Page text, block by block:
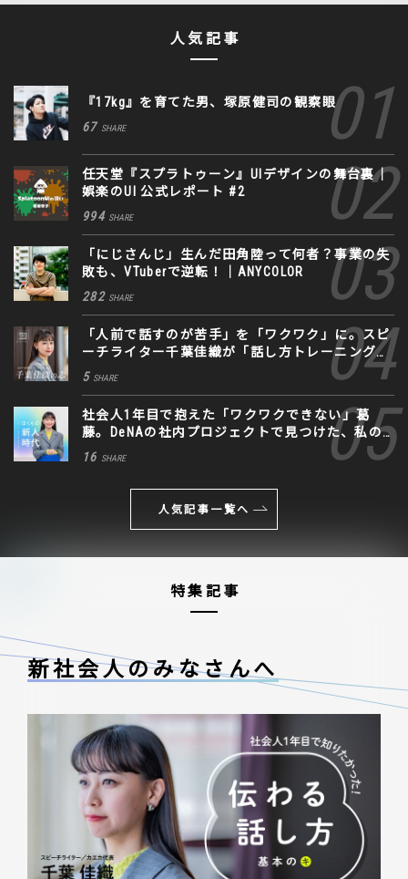
人気記事
『17kg』を育てた男、塚原健司の観察眼
67 SHARE
任天堂『スプラトゥーン』UIデザインの舞台裏｜
娯楽のUI 公式レポート #2
994 SHARE
「にじさんじ」生んだ田角陸って何者？事業の失
敗も、VTuberで逆転！｜ANYCOLOR
282 SHARE
「人前で話すのが苦手」を「ワクワク」に。スピ
ーチライター千葉佳織が「話し方トレーニング」
に込めた思い
5 SHARE
社会人1年目で抱えた「ワクワクできない」葛
藤。DeNAの社内プロジェクトで見つけた、私の
生きる道
16 SHARE
人気記事一覧へ
特集記事
新社会人のみなさんへ